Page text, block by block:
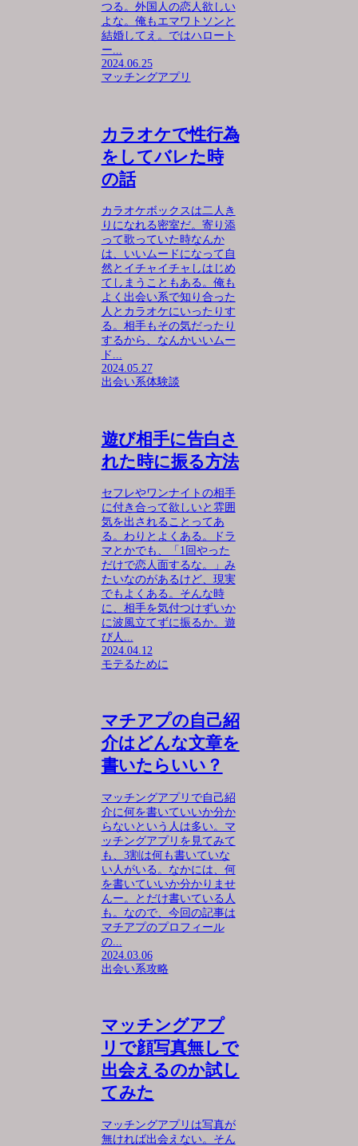
つる。外国人の恋人欲しい
よな。俺もエマワトソンと
結婚してえ。ではハロート
ー...
2024.06.25
マッチングアプリ
カラオケで性行為
をしてバレた時
の話
カラオケボックスは二人き
りになれる密室だ。寄り添
って歌っていた時なんか
は、いいムードになって自
然とイチャイチャしはじめ
てしまうこともある。俺も
よく出会い系で知り合った
人とカラオケにいったりす
る。相手もその気だったり
するから、なんかいいムー
ド...
2024.05.27
出会い系体験談
遊び相手に告白さ
れた時に振る方法
セフレやワンナイトの相手
に付き合って欲しいと雰囲
気を出されることってあ
る。わりとよくある。ドラ
マとかでも、「1回やった
だけで恋人面するな。」み
たいなのがあるけど、現実
でもよくある。そんな時
に、相手を気付つけずいか
に波風立てずに振るか。遊
び人...
2024.04.12
モテるために
マチアプの自己紹
介はどんな文章を
書いたらいい？
マッチングアプリで自己紹
介に何を書いていいか分か
らないという人は多い。マ
ッチングアプリを見てみて
も、3割は何も書いていな
い人がいる。なかには、何
を書いていいか分かりませ
んー。とだけ書いている人
も。なので、今回の記事は
マチアプのプロフィール
の...
2024.03.06
出会い系攻略
マッチングアプ
リで顔写真無しで
出会えるのか試し
てみた
マッチングアプリは写真が
無ければ出会えない。そん